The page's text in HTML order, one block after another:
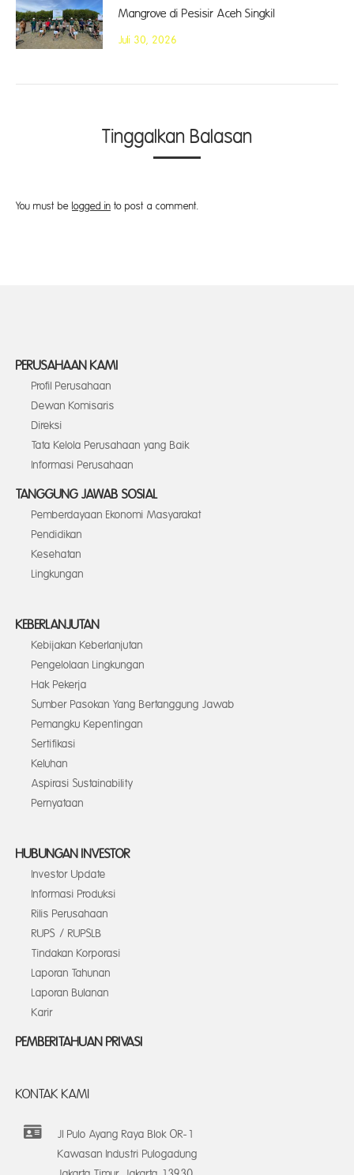
Mangrove di Pesisir Aceh Singkil
Juli 30, 2026
Tinggalkan Balasan
You must be logged in to post a comment.
PERUSAHAAN KAMI
Profil Perusahaan
Dewan Komisaris
Direksi
Tata Kelola Perusahaan yang Baik
Informasi Perusahaan
TANGGUNG JAWAB SOSIAL
Pemberdayaan Ekonomi Masyarakat
Pendidikan
Kesehatan
Lingkungan
KEBERLANJUTAN
Kebijakan Keberlanjutan
Pengelolaan Lingkungan
Hak Pekerja
Sumber Pasokan Yang Bertanggung Jawab
Pemangku Kepentingan
Sertifikasi
Keluhan
Aspirasi Sustainability
Pernyataan
HUBUNGAN INVESTOR
Investor Update
Informasi Produksi
Rilis Perusahaan
RUPS / RUPSLB
Tindakan Korporasi
Laporan Tahunan
Laporan Bulanan
Karir
PEMBERITAHUAN PRIVASI
KONTAK KAMI
Jl Pulo Ayang Raya Blok OR-1
Kawasan Industri Pulogadung